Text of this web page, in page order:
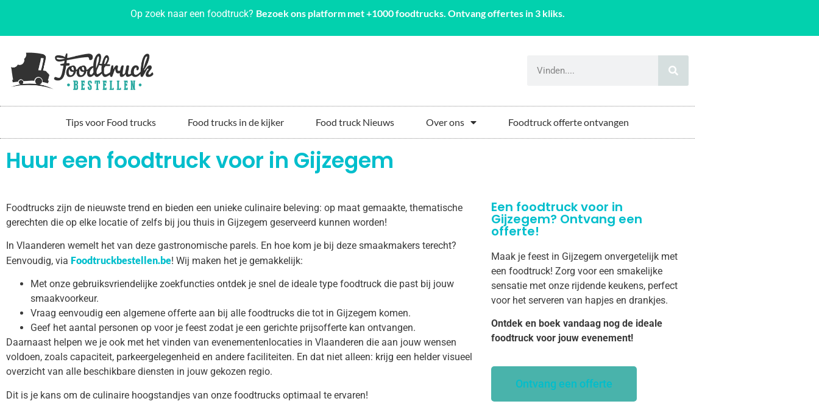
Op zoek naar een foodtruck? Bezoek ons platform met +1000 foodtrucks. Ontvang offertes in 3 kliks.
Tips voor Food trucks Food trucks in de kijker Food truck Nieuws Over ons Foodtruck offerte ontvangen
Huur een foodtruck voor in Gijzegem
Foodtrucks zijn de nieuwste trend en bieden een unieke culinaire beleving: op maat gemaakte, thematische
gerechten die op elke locatie of zelfs bij jou thuis in Gijzegem geserveerd kunnen worden!
In Vlaanderen wemelt het van deze gastronomische parels. En hoe kom je bij deze smaakmakers terecht?
Eenvoudig, via Foodtruckbestellen.be! Wij maken het je gemakkelijk:
Met onze gebruiksvriendelijke zoekfuncties ontdek je snel de ideale type foodtruck die past bij jouw
smaakvoorkeur.
Vraag eenvoudig een algemene offerte aan bij alle foodtrucks die tot in Gijzegem komen.
Geef het aantal personen op voor je feest zodat je een gerichte prijsofferte kan ontvangen.
Daarnaast helpen we je ook met het vinden van evenementenlocaties in Vlaanderen die aan jouw wensen
voldoen, zoals capaciteit, parkeergelegenheid en andere faciliteiten. En dat niet alleen: krijg een helder visueel
overzicht van alle beschikbare diensten in jouw gekozen regio.
Dit is je kans om de culinaire hoogstandjes van onze foodtrucks optimaal te ervaren!
Een foodtruck voor in
Gijzegem? Ontvang een
offerte!
Maak je feest in Gijzegem onvergetelijk met
een foodtruck! Zorg voor een smakelijke
sensatie met onze rijdende keukens, perfect
voor het serveren van hapjes en drankjes.
Ontdek en boek vandaag nog de ideale
foodtruck voor jouw evenement!
Ontvang een offerte